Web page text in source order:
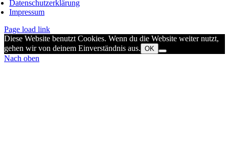
Datenschutzerklärung
Impressum
Page load link
Diese Website benutzt Cookies. Wenn du die Website weiter nutzt,
gehen wir von deinem Einverständnis aus. OK
Nach oben